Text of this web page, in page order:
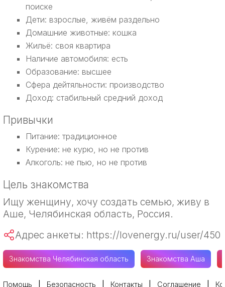
поиске
Дети: взрослые, живём раздельно
Домашние животные: кошка
Жильё: своя квартира
Наличие автомобиля: есть
Образование: высшее
Сфера дейтяльности: производство
Доход: стабильный средний доход
Привычки
Питание: традиционное
Курение: не курю, но не против
Алкоголь: не пью, но не против
Цель знакомства
Ищу женщину, хочу создать семью, живу в
Аше, Челябинская область, Россия.
Адрес анкеты: https://lovenergy.ru/user/450
Знакомства Челябинская область Знакомства Аша
Помощь Безопасность Контакты Соглашение